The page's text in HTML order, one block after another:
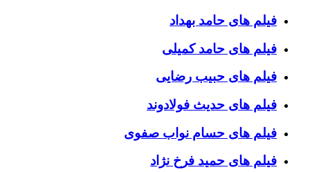
فیلم های حامد بهداد
فیلم های حامد کمیلی
فیلم های حبیب رضایی
فیلم های حدیث فولادوند
فیلم های حسام نواب صفوی
فیلم های حمید فرخ نژاد